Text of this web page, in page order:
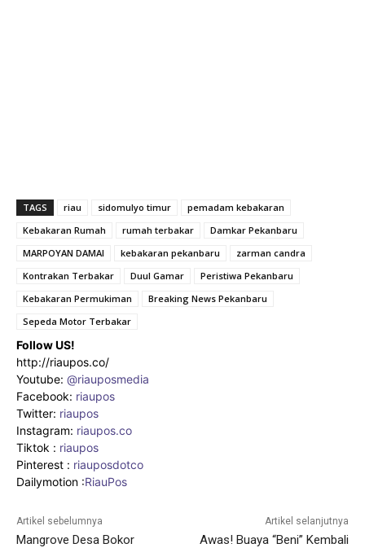
TAGS riau sidomulyo timur
pemadam kebakaran
Kebakaran Rumah
rumah terbakar
Damkar Pekanbaru
MARPOYAN DAMAI
kebakaran pekanbaru
zarman candra
Kontrakan Terbakar
Duul Gamar
Peristiwa Pekanbaru
Kebakaran Permukiman
Breaking News Pekanbaru
Sepeda Motor Terbakar
Follow US!
http://riaupos.co/
Youtube: @riauposmedia
Facebook: riaupos
Twitter: riaupos
Instagram: riaupos.co
Tiktok : riaupos
Pinterest : riauposdotco
Dailymotion :RiauPos
Artikel sebelumnya
Mangrove Desa Bokor
Artikel selanjutnya
Awas! Buaya “Beni” Kembali